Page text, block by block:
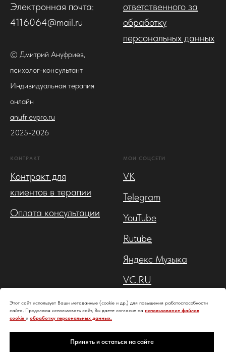
Этот сайт использует Ваши метаданные (cookie и др.) для повышения работоспособности
сайта. Продолжая использовать сайт, Вы даете согласие на использование файлов
cookie и обработку персональных данных.
Принять и остаться на сайте
Электронная почта:
4116064@mail.ru
© Дмитрий Ануфриев,
психолог-консультант
Индивидуальная терапия
онлайн
anufrievpro.ru
2025-2026
ответственного за
обработку
персональных данных
КОНТРАКТ
Контракт для
клиентов в терапии
Оплата консультации
МОИ СОЦСЕТИ
VK
Telegram
YouTube
Rutube
Яндекс Музыка
VC.RU
ЛитРес